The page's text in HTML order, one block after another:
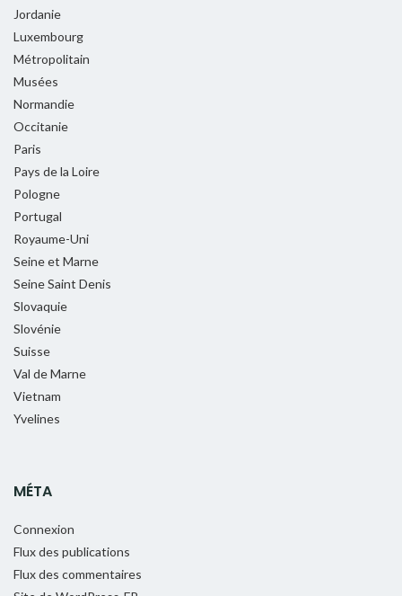
Jordanie
Luxembourg
Métropolitain
Musées
Normandie
Occitanie
Paris
Pays de la Loire
Pologne
Portugal
Royaume-Uni
Seine et Marne
Seine Saint Denis
Slovaquie
Slovénie
Suisse
Val de Marne
Vietnam
Yvelines
MÉTA
Connexion
Flux des publications
Flux des commentaires